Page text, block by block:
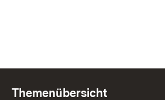
Themenübersicht